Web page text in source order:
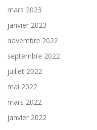
mars 2023
janvier 2023
novembre 2022
septembre 2022
juillet 2022
mai 2022
mars 2022
janvier 2022